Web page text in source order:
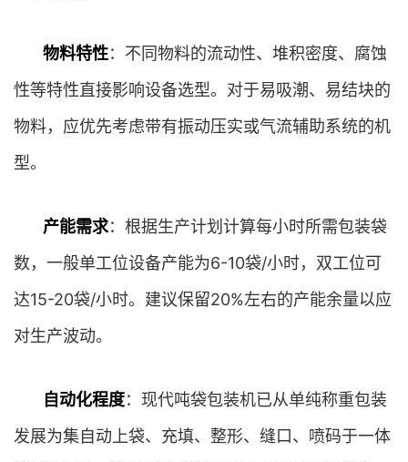
物料特性：不同物料的流动性、堆积密度、腐蚀
性等特性直接影响设备选型。对于易吸潮、易结块的
物料，应优先考虑带有振动压实或气流辅助系统的机
型。
产能需求：根据生产计划计算每小时所需包装袋
数，一般单工位设备产能为6-10袋/小时，双工位可
达15-20袋/小时。建议保留20%左右的产能余量以应
对生产波动。
自动化程度：现代吨袋包装机已从单纯称重包装
发展为集自动上袋、充填、整形、缝口、喷码于一体